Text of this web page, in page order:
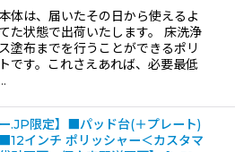
体は、届いたその日から使えるよ
た状態で出荷いたします。 床洗浄
塗布までを行うことができるポリ
です。これさえあれば、必要最低
ー.JP限定】■パッド台(＋プレート)
インチ ポリッシャー＜カスタマ